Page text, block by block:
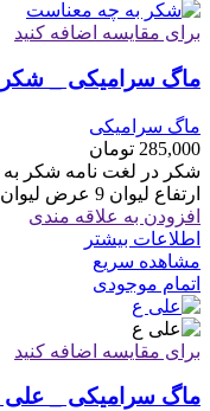
برای مقایسه اضافه کنید
ماگ سرامیکی _ شکر
ماگ سرامیکی
285,000 تومان
شکر در لغت نامه شکر
ارتفاع لیوان 9 عرض لیوان 10
افزودن به علاقه مندی
اطلاعات بیشتر
مشاهده سریع
اتمام موجودی
برای مقایسه اضافه کنید
ماگ سرامیکی _ علی